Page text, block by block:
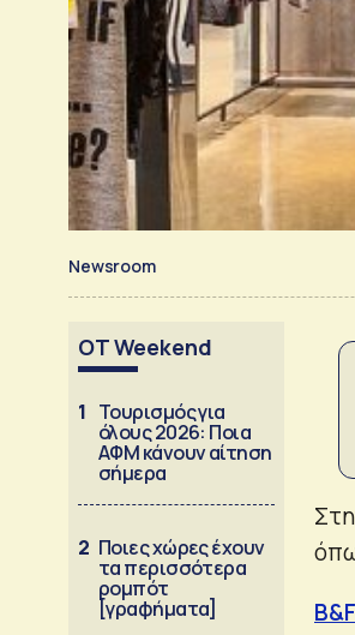
Newsroom
OT Weekend
1 Τουρισμός για
όλους 2026: Ποια
ΑΦΜ κάνουν αίτηση
σήμερα
2 Ποιες χώρες έχουν
τα περισσότερα
ρομπότ
[γραφήματα]